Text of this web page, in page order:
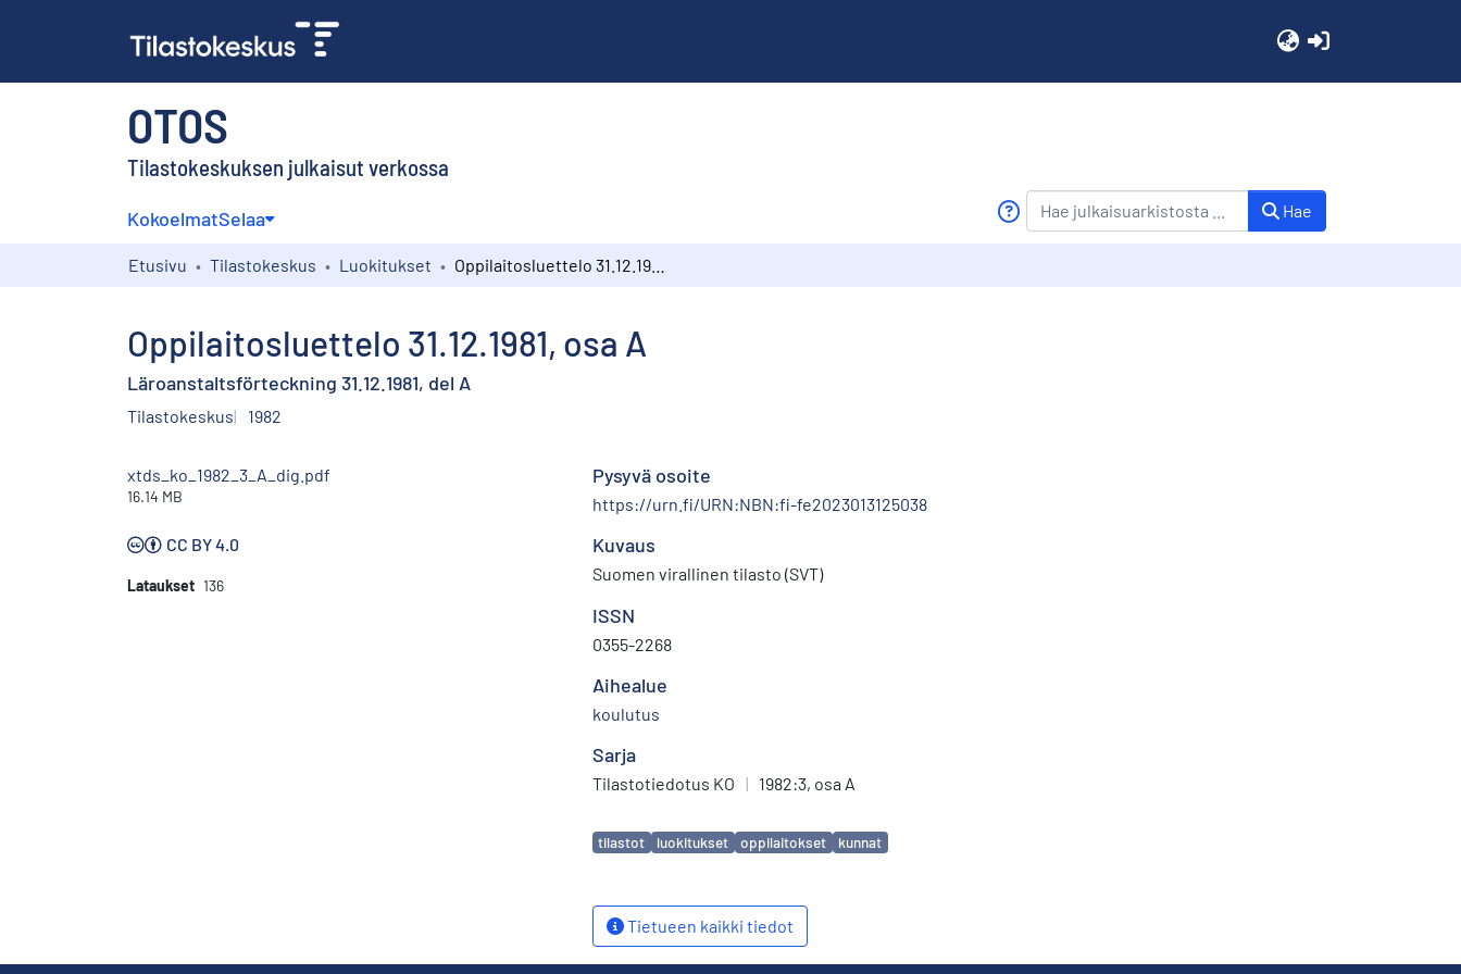
OTOS
Tilastokeskuksen julkaisut verkossa
KokoelmatSelaa Hae
Etusivu Tilastokeskus Luokitukset
Oppilaitosluettelo 31.12.1981, osa A
Läroanstaltsförteckning 31.12.1981, del A
Tilastokeskus 1982
xtds_ko_1982_3_A_dig.pdf
16.14 MB
CC BY 4.0
Lataukset 136
Pysyvä osoite
https://urn.fi/URN:NBN:fi-fe2023013125038
Kuvaus
Suomen virallinen tilasto (SVT)
ISSN
0355-2268
Aihealue
koulutus
Sarja
Tilastotiedotus KO | 1982:3, osa A
Avainsanat
tilastot luokitukset oppilaitokset kunnat
Tietueen kaikki tiedot